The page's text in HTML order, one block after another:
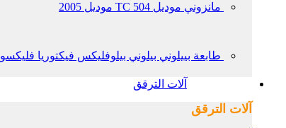
مانزوني موديل TC 504 موديل 2005
طابعة بييلوني بيلوني بيلوفليكس فيكتوريا فليكسو
آلات الترقق
آلات الترقق